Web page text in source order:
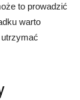
to prowadzić
warto